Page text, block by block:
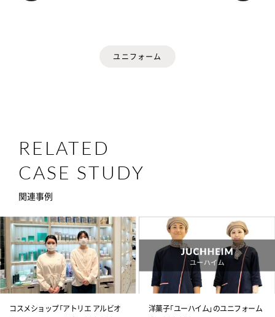
ユニフォーム
RELATED
CASE STUDY
関連事例
コスメショップ「アトリエ アルビオ
洋菓子「ユーハイム」のユニフォーム